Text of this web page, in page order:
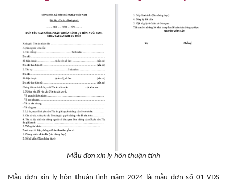
Mẫu đơn xin ly hôn thuận tình
Mẫu đơn xin ly hôn thuận tình năm 2024 là mẫu đơn số 01-VDS